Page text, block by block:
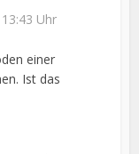
Uhr
einer
Ist das